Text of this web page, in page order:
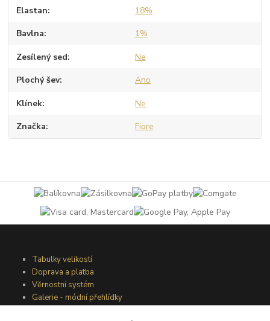
Elastan 18%
Bavlna 1%
Zesílený sed Ne
Plochý šev Ano
Klínek Ne
Značka Fiore
Tabulky velikostí
Doprava a platba
Věrnostní systém
Galerie - módní přehlídky